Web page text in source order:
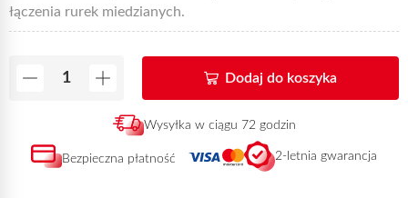
łączenia rurek miedzianych.
Dodaj do koszyka
Wysyłka w ciągu 72 godzin
Bezpieczna płatność 2-letnia gwarancja